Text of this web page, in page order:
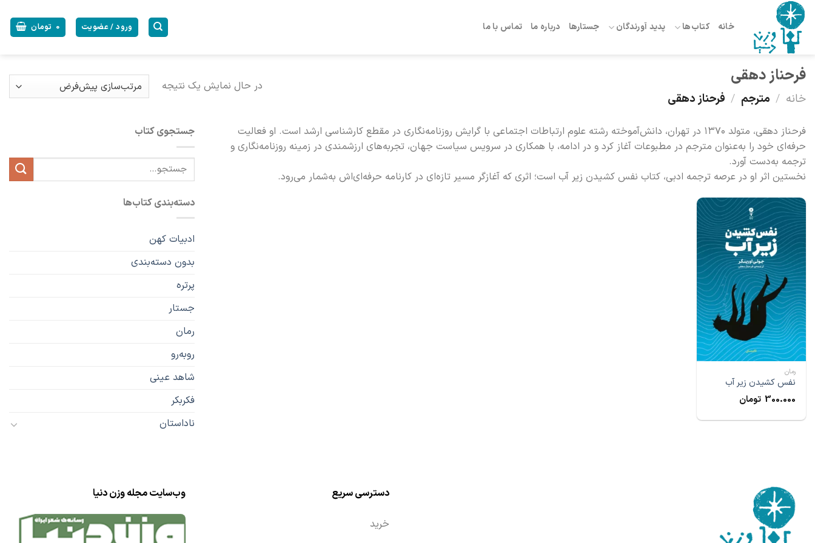
Skip
content
خانه کتاب‌ها پدید آورندگان جستارها درباره ما تماس با ما ورود / عضویت 0 تومان
فرحناز دهقی
خانه / مترجم / فرحناز دهقی
در حال نمایش یک نتیجه
فرحناز دهقی، متولد ۱۳۷۰ در تهران، دانش‌آموخته رشته علوم ارتباطات اجتماعی با گرایش روزنامه‌نگاری در مقطع کارشناسی ارشد است. او فعالیت
حرفه‌ای خود را به‌عنوان مترجم در مطبوعات آغاز کرد و در ادامه، با همکاری در سرویس سیاست جهان، تجربه‌های ارزشمندی در زمینه روزنامه‌نگاری و
ترجمه به‌دست آورد.
نخستین اثر او در عرصه ترجمه ادبی، کتاب نفس کشیدن زیر آب است؛ اثری که آغازگر مسیر تازه‌ای در کارنامه حرفه‌ای‌اش به‌شمار می‌رود.
رمان
نفس کشیدن زیر آب
300.000 تومان
جستجوی کتاب
جستجو
برای:
دسته‌بندی کتاب‌ها
ادبیات کهن
بدون دسته‌بندی
پرتره
جستار
رمان
رو‌به‌رو
شاهد عینی
فکربکر
ناداستان
دسترسی سریع
خرید
وب‌سایت مجله وزن دنیا